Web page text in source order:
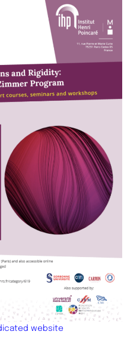
website